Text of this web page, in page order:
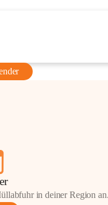
in deiner Region an.